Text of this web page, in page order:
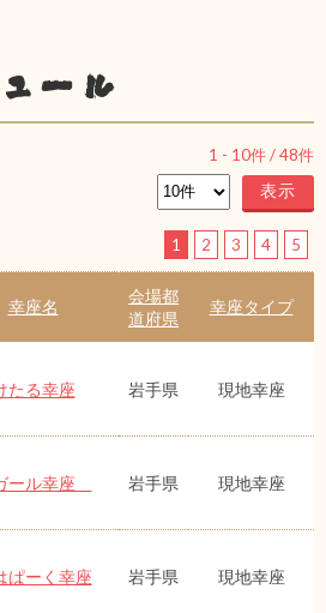
ール
1 - 10件 /48件
1 2 3 4 5
幸座名
会場都
道府県
幸座タイプ
たる幸座 岩手県 現地幸座
ール幸座 岩手県 現地幸座
ぱーく幸座 岩手県 現地幸座